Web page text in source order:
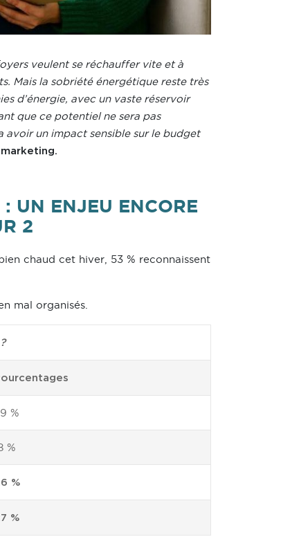
veulent se réchauffer vite et à
Mais la sobriété énergétique reste très
d’énergie, avec un vaste réservoir
que ce potentiel ne sera pas
un impact sensible sur le budget
UN ENJEU ENCORE
2
chaud cet hiver, 53 % reconnaissent
mal organisés.
%
%
%
%